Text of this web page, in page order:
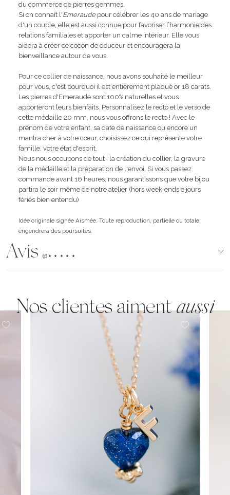
du commerce de pierres gemmes.
Si on connaît l'Emeraudepour célébrer les 40 ans de mariage
d'un couple, elle est aussi connue pour favoriser l’harmonie des
relations familiales et apporter un calme intérieur. Elle vous
aidera à créer ce cocon de douceur et encouragera la
bienveillance autour de vous.
Pour ce collier de naissance, nous avons souhaité le meilleur
pour vous, c'est pourquoi il est entièrement plaqué or 18 carats.
Les pierres d'Emeraude sont 100% naturelles et vous
apporteront leurs bienfaits. Personnalisez le recto et le verso de
cette médaille 20 mm, nous vous offrons le recto ! Avec le
prénom de votre enfant, sa date de naissance ou encore un
mantra cher à votre cœur, choisissez ce qui représente votre
famille, votre état d'esprit.
Nous nous occupons de tout : la création du collier, la gravure
de la médaille et la préparation de l'envoi. Si vous passez
commande avant 16 heures, nous garantissons que votre bijou
partira le soir même de notre atelier (hors week-ends e jours
fériés bien entendu)
Idée originale signée Aismée. Toute reproduction, partielle ou totale,
engendrera des poursuites.
Avis (96)
Nos clientes aimentaussi